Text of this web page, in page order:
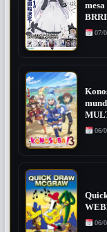
07/
06/
06/